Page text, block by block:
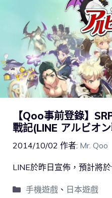
【Qoo事前登錄】
戰記(LINE アルビオ
2014/10/02 作者: Mr. Qoo
LINE於昨日宣佈，預計將
手機遊戲、 日本遊戲